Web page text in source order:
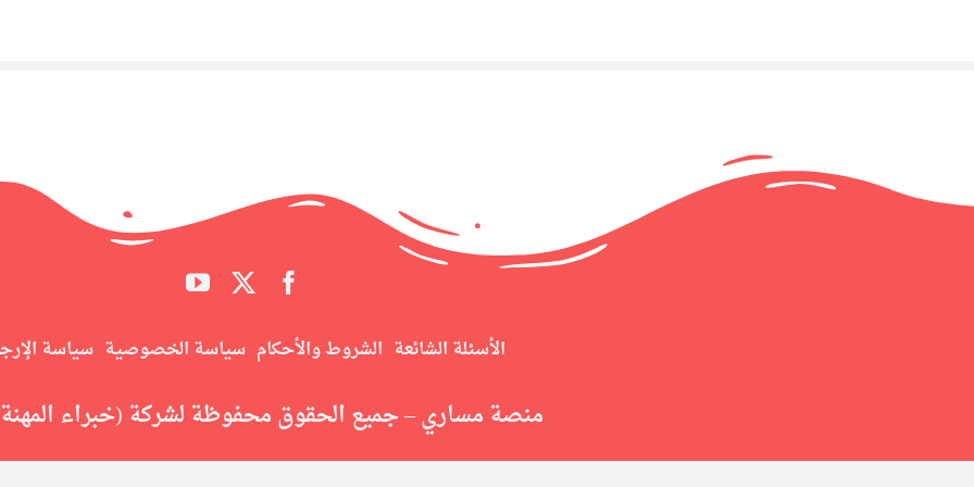
الأسئلة الشائعة الشروط والأحكام سياسة الخصوصية سياسة
منصة مساري – جميع الحقوق محفوظة لشركة (خبراء المهنة)